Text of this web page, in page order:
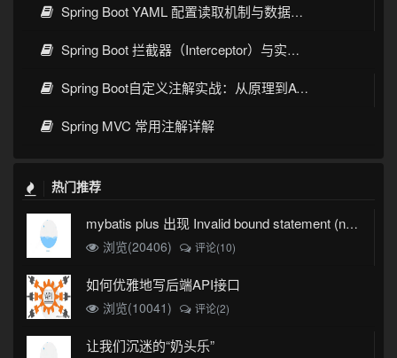
Spring Boot YAML 配置读取机制与数据库自动初始化原理详解
Spring Boot 拦截器（Interceptor）与实战：原理、配置与最佳实践
Spring Boot自定义注解实战：从原理到AOP防重、脱敏与日志
Spring MVC 常用注解详解
热门推荐
mybatis plus 出现 Invalid bound statement (not found)
浏览(20406)
评论(10)
如何优雅地写后端API接口
浏览(10041) 评论(2)
让我们沉迷的“奶头乐”